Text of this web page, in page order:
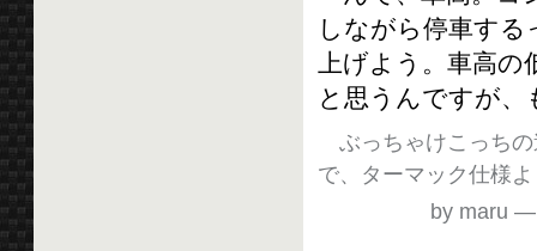
しながら停車す
上げよう。車高
と思うんですが
ぶっちゃけこっちの
で、ターマック仕様
by maru